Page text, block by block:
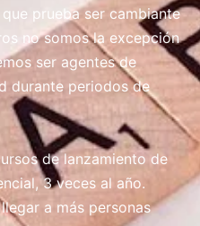
prueba ser cambiante
no somos la excepción
ser agentes de
durante periodos de
de lanzamiento de
3 veces al año.
a más personas